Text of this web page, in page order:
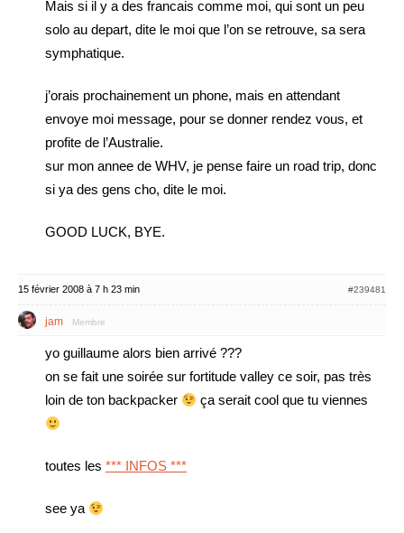
Mais si il y a des francais comme moi, qui sont un peu
solo au depart, dite le moi que l’on se retrouve, sa sera
symphatique.
j’orais prochainement un phone, mais en attendant
envoye moi message, pour se donner rendez vous, et
profite de l’Australie.
sur mon annee de WHV, je pense faire un road trip, donc
si ya des gens cho, dite le moi.
GOOD LUCK, BYE.
15 février 2008 à 7 h 23 min #239481
jam Membre
yo guillaume alors bien arrivé ???
on se fait une soirée sur fortitude valley ce soir, pas très
loin de ton backpacker
ça serait cool que tu viennes
toutes les *** INFOS ***
see ya